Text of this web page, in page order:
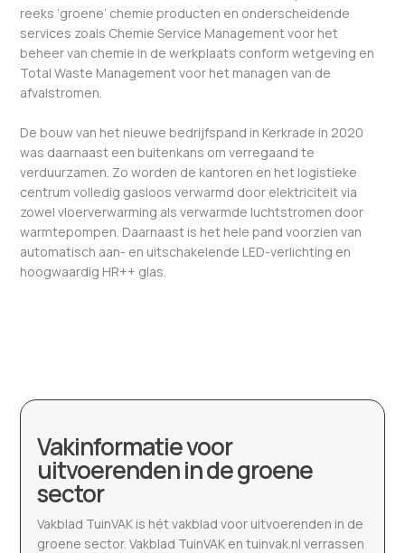
reeks ‘groene’ chemie producten en onderscheidende
services zoals Chemie Service Management voor het
beheer van chemie in de werkplaats conform wetgeving en
Total Waste Management voor het managen van de
afvalstromen.
De bouw van het nieuwe bedrijfspand in Kerkrade in 2020
was daarnaast een buitenkans om verregaand te
verduurzamen. Zo worden de kantoren en het logistieke
centrum volledig gasloos verwarmd door elektriciteit via
zowel vloerverwarming als verwarmde luchtstromen door
warmtepompen. Daarnaast is het hele pand voorzien van
automatisch aan- en uitschakelende LED-verlichting en
hoogwaardig HR++ glas.
Vakinformatie voor
uitvoerenden in de groene
sector
Vakblad TuinVAK is hét vakblad voor uitvoerenden in de
groene sector. Vakblad TuinVAK en tuinvak.nl verrassen